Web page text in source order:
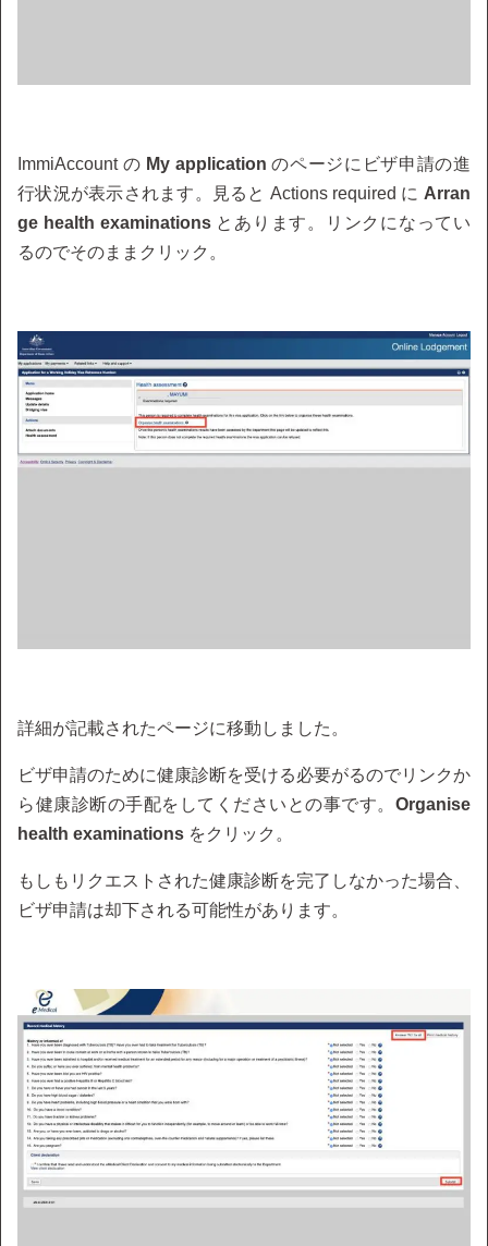
ImmiAccount の My application のページにビザ申請の進
行状況が表示されます。見ると Actions required に Arran
ge health examinationsとあります。リンクになってい
るのでそのままクリック。
詳細が記載されたページに移動しました。
ビザ申請のために健康診断を受ける必要がるのでリンクか
ら健康診断の手配をしてくださいとの事です。 Organise
health examinations をクリック。
もしもリクエストされた健康診断を完了しなかった場合、
ビザ申請は却下される可能性があります。